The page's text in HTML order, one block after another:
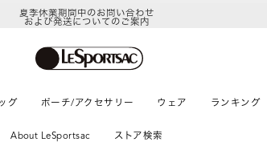
夏季休業期間中のお問い合わせ
および発送についてのご案内
グ ポーチ/アクセサリー ウェア ランキング
About LeSportsac ストア検索